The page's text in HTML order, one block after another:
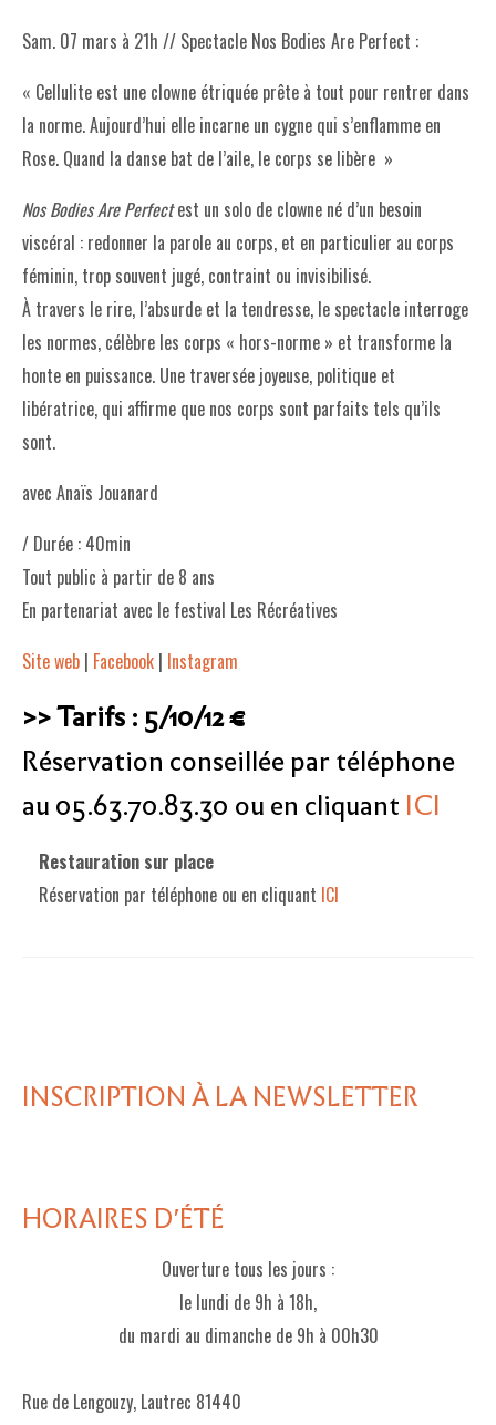
Sam. 07 mars à 21h // Spectacle Nos Bodies Are Perfect :
« Cellulite est une clowne étriquée prête à tout pour rentrer dans
la norme. Aujourd’hui elle incarne un cygne qui s’enflamme en
Rose. Quand la danse bat de l’aile, le corps se libère »
Nos Bodies Are Perfectest un solo de clowne né d’un besoin
viscéral : redonner la parole au corps, et en particulier au corps
féminin, trop souvent jugé, contraint ou invisibilisé.
À travers le rire, l’absurde et la tendresse, le spectacle interroge
les normes, célèbre les corps « hors-norme » et transforme la
honte en puissance. Une traversée joyeuse, politique et
libératrice, qui affirme que nos corps sont parfaits tels qu’ils
sont.
avec Anaïs Jouanard
/ Durée : 40min
Tout public à partir de 8 ans
En partenariat avec le festival Les Récréatives
Site web | Facebook | Instagram
>> Tarifs : 5/10/12 €
Réservation conseillée par téléphone
au 05.63.70.83.30 ou en cliquant ICI
Restauration sur place
Réservation par téléphone ou en cliquant ICI
INSCRIPTION À LA NEWSLETTER
HORAIRES D'ÉTÉ
Ouverture tous les jours :
le lundi de 9h à 18h,
du mardi au dimanche de 9h à 00h30
Rue de Lengouzy, Lautrec 81440